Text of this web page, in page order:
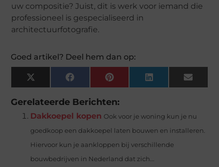
uw compositie? Juist, dit is werk voor iemand die
professioneel is gespecialiseerd in
architectuurfotografie.
Goed artikel? Deel hem dan op:
X
(Twitter)
Facebook Pinterest LinkedIn Email
Gerelateerde Berichten:
Dakkoepel kopen Ook voor je woning kun je nu
goedkoop een dakkoepel laten bouwen en installeren.
Hiervoor kun je aankloppen bij verschillende
bouwbedrijven in Nederland dat zich...